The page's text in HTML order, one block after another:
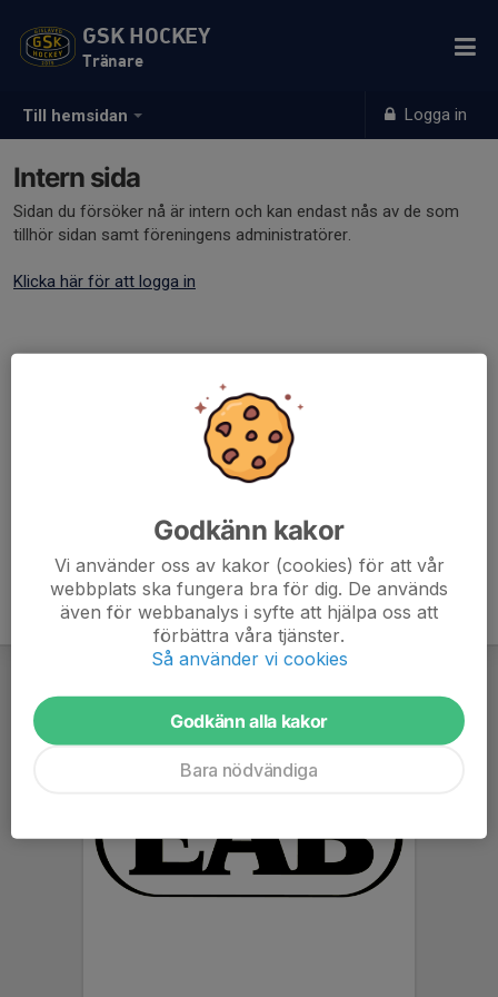
Till hemsidan Logga in
GSK HOCKEY
Tränare
Intern sida
Sidan du försöker nå är intern och kan endast nås av de som
tillhör sidan samt föreningens administratörer.
Klicka här för att logga in
Godkänn kakor
Vi använder oss av kakor (cookies) för att vår
webbplats ska fungera bra för dig. De används
även för webbanalys i syfte att hjälpa oss att
förbättra våra tjänster.
Så använder vi cookies
Godkänn alla kakor
Bara nödvändiga